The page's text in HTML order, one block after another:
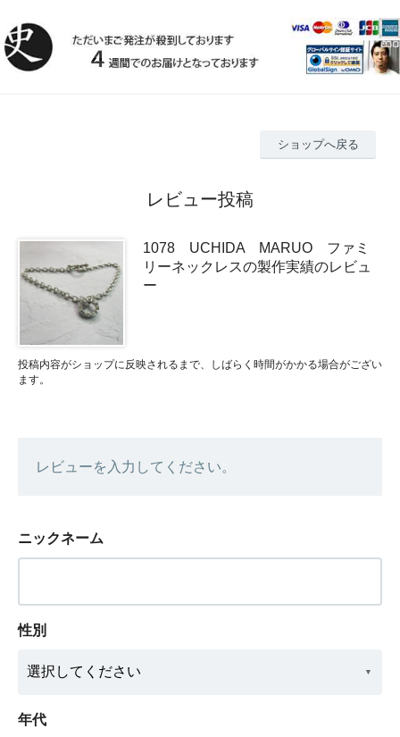
ショップへ戻る
レビュー投稿
1078 UCHIDA MARUO ファミ
リーネックレスの製作実績のレビュ
ー
投稿内容がショップに反映されるまで、しばらく時間がかかる場合がござい
ます。
レビューを入力してください。
ニックネーム
性別
年代